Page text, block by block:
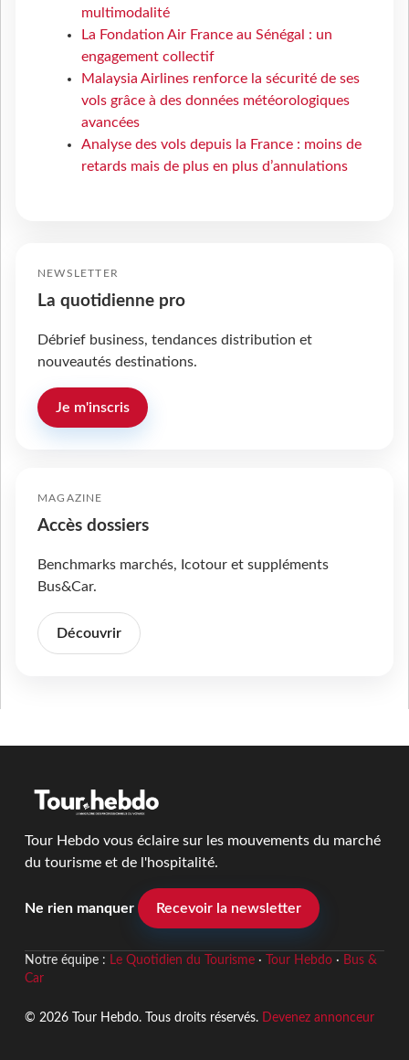
multimodalité
La Fondation Air France au Sénégal : un
engagement collectif
Malaysia Airlines renforce la sécurité de ses
vols grâce à des données météorologiques
avancées
Analyse des vols depuis la France : moins de
retards mais de plus en plus d’annulations
NEWSLETTER
La quotidienne pro
Débrief business, tendances distribution et
nouveautés destinations.
Je m'inscris
MAGAZINE
Accès dossiers
Benchmarks marchés, Icotour et suppléments
Bus&Car.
Découvrir
Tour Hebdo vous éclaire sur les mouvements du marché
du tourisme et de l'hospitalité.
Ne rien manquer Recevoir la newsletter
Notre équipe : Le Quotidien du Tourisme· Tour Hebdo· Bus &
Car
© 2026 Tour Hebdo. Tous droits réservés. Devenez annonceur